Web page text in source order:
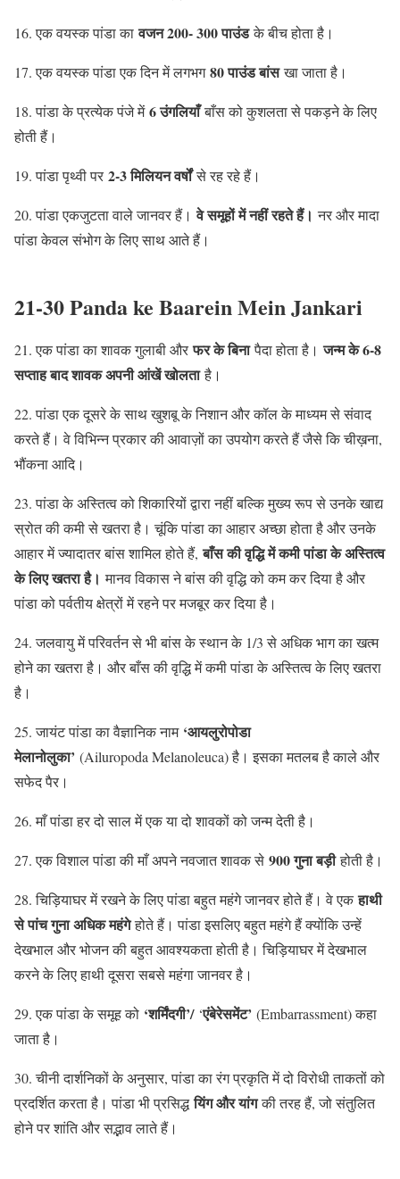
16. एक वयस्क पांडा कावजन 200- 300 पाउंडके बीच होता है।
17. एक वयस्क पांडा एक दिन में लगभग80 पाउंड बांसखा जाता है।
18. पांडा के प्रत्येक पंजे में6 उंगलियाँबाँस को कुशलता से पकड़ने के लिए
होती हैं।
19. पांडा पृथ्वी पर 2-3 मिलियन वर्षोंसे रह रहे हैं।
20. पांडा एकजुटता वाले जानवर हैं।वे समूहों में नहीं रहते हैं। नर और मादा
पांडा केवल संभोग के लिए साथ आते हैं।
21-30 Panda ke Baarein Mein Jankari
21. एक पांडा का शावक गुलाबी औरफर के बिनापैदा होता है।जन्म के 6-8
सप्ताह बाद शावक अपनी आंखें खोलताहै।
22. पांडा एक दूसरे के साथ खुशबू के निशान और कॉल के माध्यम से संवाद
करते हैं। वे विभिन्न प्रकार की आवाज़ों का उपयोग करते हैं जैसे कि चीख़ना,
भौंकना आदि।
23. पांडा के अस्तित्व को शिकारियों द्वारा नहीं बल्कि मुख्य रूप से उनके खाद्य
स्रोत की कमी से खतरा है। चूंकि पांडा का आहार अच्छा होता है और उनके
आहार में ज्यादातर बांस शामिल होते हैं,बाँस की वृद्धि में कमी पांडा के अस्तित्व
के लिए खतरा है। मानव विकास ने बांस की वृद्धि को कम कर दिया है और
पांडा को पर्वतीय क्षेत्रों में रहने पर मजबूर कर दिया है।
24. जलवायु में परिवर्तन से भी बांस के स्थान के 1/3 से अधिक भाग का खत्म
होने का खतरा है। और बाँस की वृद्धि में कमी पांडा के अस्तित्व के लिए खतरा
है।
25. जायंट पांडा का वैज्ञानिक नाम ‘आयलुरोपोडा
मेलानोलुका’ (Ailuropoda Melanoleuca) है। इसका मतलब है काले और
सफेद पैर।
26. माँ पांडा हर दो साल में एक या दो शावकों को जन्म देती है।
27. एक विशाल पांडा की माँ अपने नवजात शावक से 900 गुना बड़ीहोती है।
28. चिड़ियाघर में रखने के लिए पांडा बहुत महंगे जानवर होते हैं। वे एकहाथी
से पांच गुना अधिक महंगेहोते हैं। पांडा इसलिए बहुत महंगे हैं क्योंकि उन्हें
देखभाल और भोजन की बहुत आवश्यकता होती है। चिड़ियाघर में देखभाल
करने के लिए हाथी दूसरा सबसे महंगा जानवर है।
29. एक पांडा के समूह को ‘शर्मिंदगी’/ ‘एंबेरेसमेंट’ (Embarrassment) कहा
जाता है।
30. चीनी दार्शनिकों के अनुसार, पांडा का रंग प्रकृति में दो विरोधी ताकतों को
प्रदर्शित करता है। पांडा भी प्रसिद्धयिंग और यांगकी तरह हैं, जो संतुलित
होने पर शांति और सद्भाव लाते हैं।